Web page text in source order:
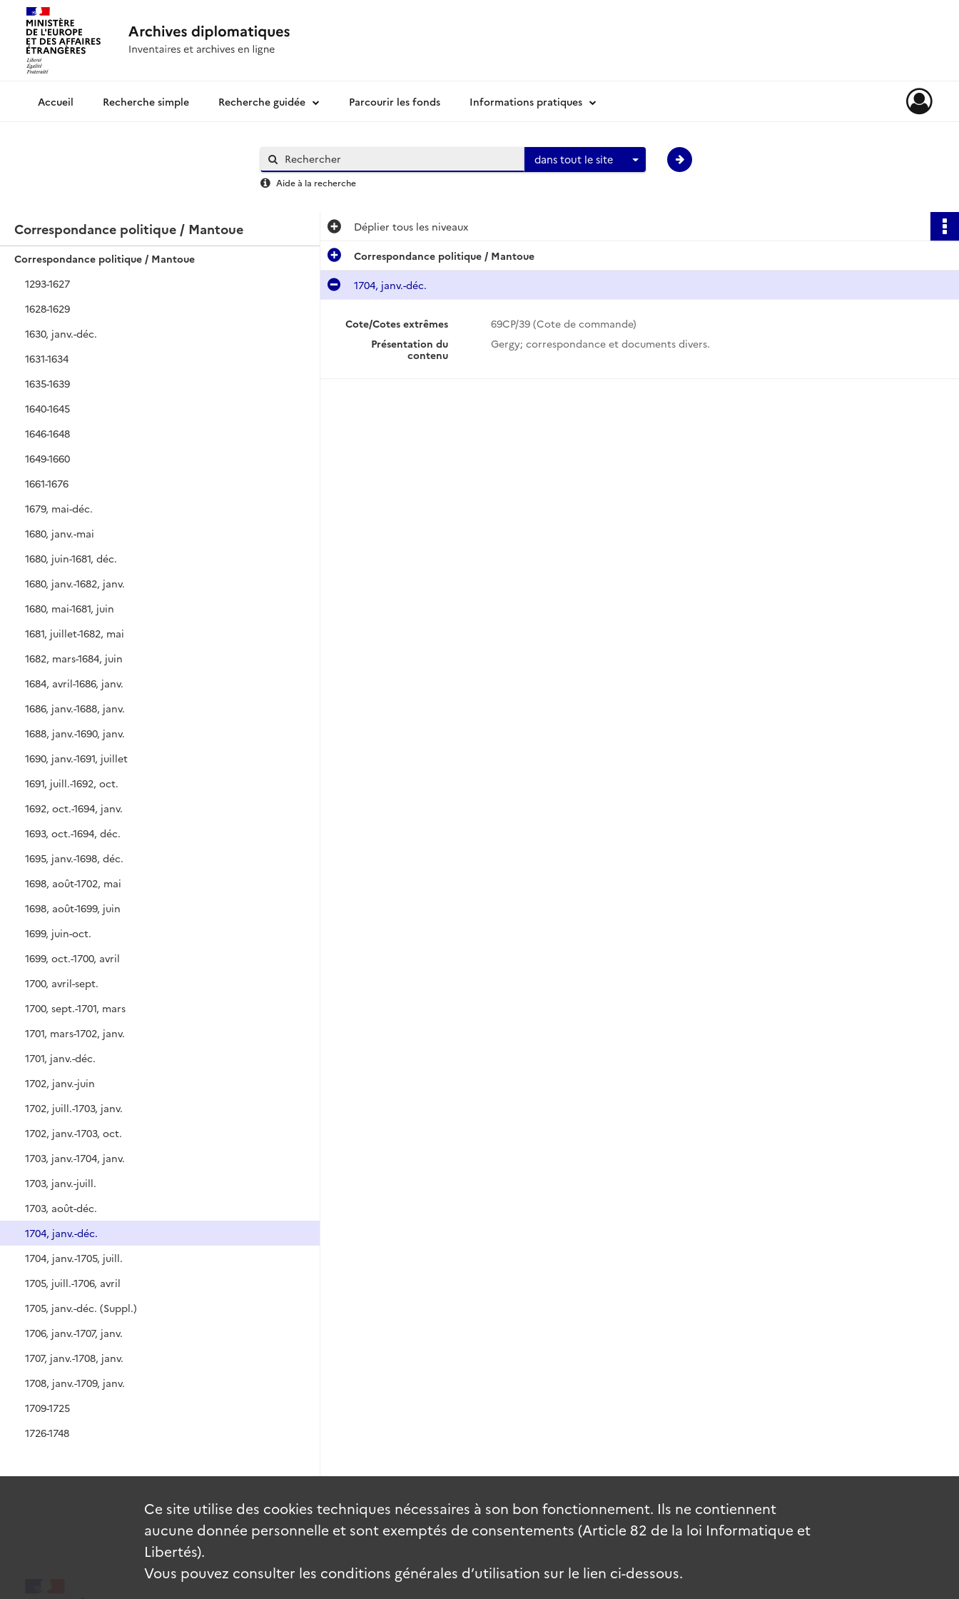
Archives diplomatiquesRecherche simple Recherche guidée Parcourir les fonds Informations pratiques
dans tout le site
Aide à la recherche
Correspondance politique / Mantoue
Correspondance politique / Mantoue
1293-1627
1628-1629
1630, janv.-déc.
1631-1634
1635-1639
1640-1645
1646-1648
1649-1660
1661-1676
1679, mai-déc.
1680, janv.-mai
1680, juin-1681, déc.
1680, janv.-1682, janv.
1680, mai-1681, juin
1681, juillet-1682, mai
1682, mars-1684, juin
1684, avril-1686, janv.
1686, janv.-1688, janv.
1688, janv.-1690, janv.
1690, janv.-1691, juillet
1691, juill.-1692, oct.
1692, oct.-1694, janv.
1693, oct.-1694, déc.
1695, janv.-1698, déc.
1698, août-1702, mai
1698, août-1699, juin
1699, juin-oct.
1699, oct.-1700, avril
1700, avril-sept.
1700, sept.-1701, mars
1701, mars-1702, janv.
1701, janv.-déc.
1702, janv.-juin
1702, juill.-1703, janv.
1702, janv.-1703, oct.
1703, janv.-1704, janv.
1703, janv.-juill.
1703, août-déc.
1704, janv.-déc.
1704, janv.-1705, juill.
1705, juill.-1706, avril
1705, janv.-déc. (Suppl.)
1706, janv.-1707, janv.
1707, janv.-1708, janv.
1708, janv.-1709, janv.
1709-1725
1726-1748
Déplier tous les niveaux
Correspondance politique / Mantoue
1704, janv.-déc.
Cote/Cotes extrêmes
69CP/39 (Cote de commande)
Présentation du
contenu
Gergy; correspondance et documents divers.
Ce site utilise des cookies techniques nécessaires à son bon fonctionnement. Ils ne contiennent
aucune donnée personnelle et sont exemptés de consentements (Article 82 de la loi Informatique et
Libertés).
Vous pouvez consulter les conditions générales d’utilisation sur le lien ci-dessous.